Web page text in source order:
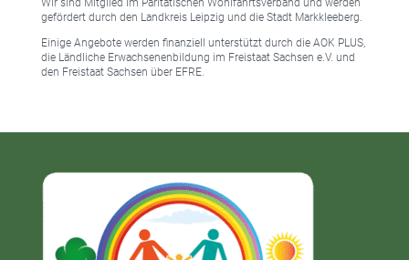
Wir sind Mitglied im Paritätischen Wohlfahrtsverband und werden
gefördert durch den Landkreis Leipzig und die Stadt Markkleeberg.
Einige Angebote werden finanziell unterstützt durch die AOK PLUS,
die Ländliche Erwachsenenbildung im Freistaat Sachsen e.V. und
den Freistaat Sachsen über EFRE.